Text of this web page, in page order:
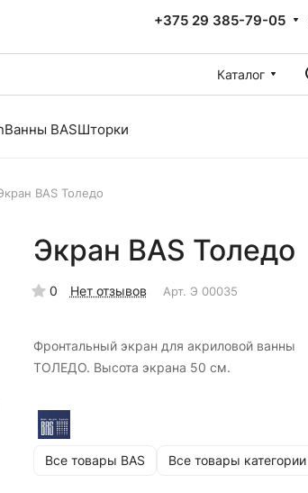
+375 29 385-79-05
Каталог
Ванны BASШторки
BAS Толедо
Экран BAS Толедо
0 Нет отзывов Арт. Э 00035
Фронтальный экран для акриловой ванны
ТОЛЕДО. Высота экрана 50 см.
Все товары BAS Все товары категории